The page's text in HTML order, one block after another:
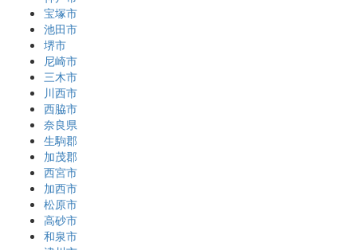
宝塚市
池田市
堺市
尼崎市
三木市
川西市
西脇市
奈良県
生駒郡
加茂郡
西宮市
加西市
松原市
高砂市
和泉市